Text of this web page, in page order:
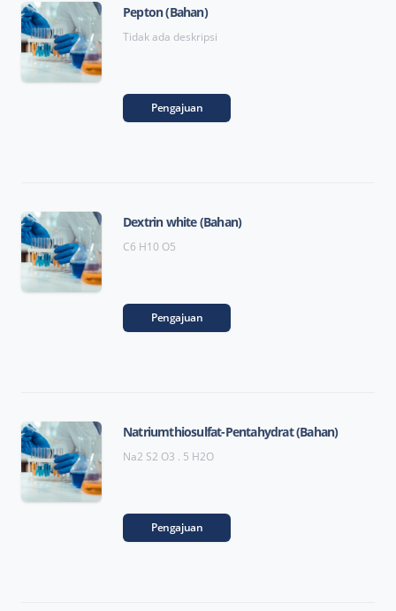
Pepton (Bahan)
Tidak ada deskripsi
Pengajuan
Dextrin white (Bahan)
C6 H10 O5
Pengajuan
Natriumthiosulfat-Pentahydrat (Bahan)
Na2 S2 O3 . 5 H2O
Pengajuan